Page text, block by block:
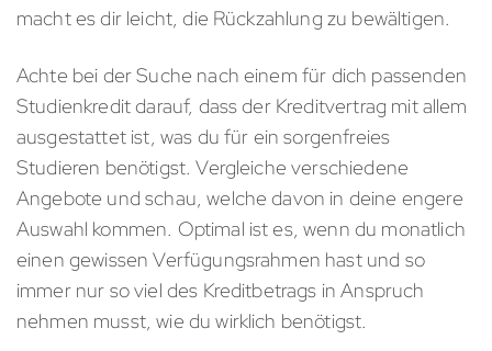
macht es dir leicht, die Rückzahlung zu bewältigen.
Achte bei der Suche nach einem für dich passenden
Studienkredit darauf, dass der Kreditvertrag mit allem
ausgestattet ist, was du für ein sorgenfreies
Studieren benötigst. Vergleiche verschiedene
Angebote und schau, welche davon in deine engere
Auswahl kommen. Optimal ist es, wenn du monatlich
einen gewissen Verfügungsrahmen hast und so
immer nur so viel des Kreditbetrags in Anspruch
nehmen musst, wie du wirklich benötigst.